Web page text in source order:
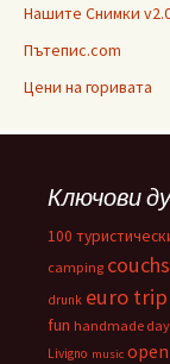
Нашите Снимки
Пътепис.com
Цени на горивата
Ключови
100
camping
drunk euro
fun handmade day
Livigno music